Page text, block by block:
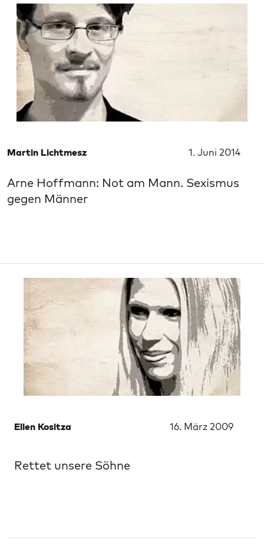
Martin Lichtmesz 1. Juni 2014
Arne Hoffmann: Not am Mann. Sexismus
gegen Männer
Ellen Kositza 16. März 2009
Rettet unsere Söhne